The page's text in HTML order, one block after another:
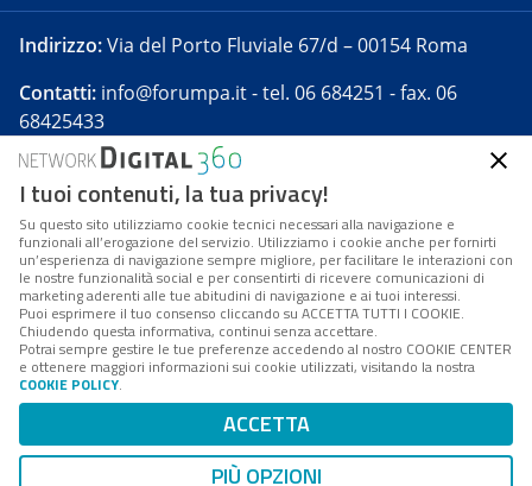
Indirizzo:Via del Porto Fluviale 67/d – 00154 Roma
Contatti: info@forumpa.it- tel. 06 684251 - fax. 06
68425433
Forumpa.itè una pubblicazione telematica iscritta
presso Registro della stampa del Tribunale di Roma -
Reg. n. 182 del 2 maggio 2008 - Direttore resp. Michela
Stentella
FPA s.r.l. è società soggetta a Direzione e
Coordinamento da parte di Digital360 S.p.A. - FPA s.r.l.
è un'azienda certificata per il sistema di management
Codice Fiscale/Partita IVA n. 10693191008 - R.E.A. Roma
n. 1249791. ISP AWS
Mappa del sito
I tuoi contenuti, la tua privacy!
Su questo sito utilizziamo cookie tecnici necessari alla navigazione e
funzionali all’erogazione del servizio. Utilizziamo i cookie anche per fornirti
un’esperienza di navigazione sempre migliore, per facilitare le interazioni con
le nostre funzionalità social e per consentirti di ricevere comunicazioni di
marketing aderenti alle tue abitudini di navigazione e ai tuoi interessi.
Puoi esprimere il tuo consenso cliccando su ACCETTA TUTTI I COOKIE.
Chiudendo questa informativa, continui senza accettare.
Potrai sempre gestire le tue preferenze accedendo al nostro COOKIE CENTER
e ottenere maggiori informazioni sui cookie utilizzati, visitando la nostra
COOKIE POLICY.
ACCETTA
PIÙ OPZIONI